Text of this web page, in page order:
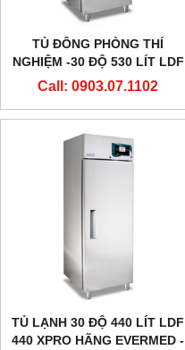
TỦ ĐÔNG PHÒNG THÍ
NGHIỆM -30 ĐỘ 530 LÍT LDF
530 HÃNG EVERMED - Ý
Call: 0903.07.1102
TỦ LẠNH 30 ĐỘ 440 LÍT LDF
440 XPRO HÃNG EVERMED -